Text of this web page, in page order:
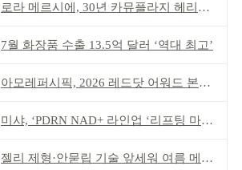
로라 메르시에, 30년 카뮤플라지 헤리티지 담아
7월 화장품 수출 13.5억 달러 ‘역대 최고’
아모레퍼시픽, 2026 레드닷 어워드 본상 2개 수상
미샤, ‘PDRN NAD+ 라인업 ‘리프팅 마스크’ 출시
젤리 제형·안묻립 기술 앞세워 여름 메이크업 시장 공략